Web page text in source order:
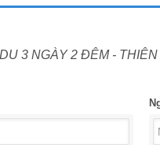
3 NGÀY 2 ĐÊM -